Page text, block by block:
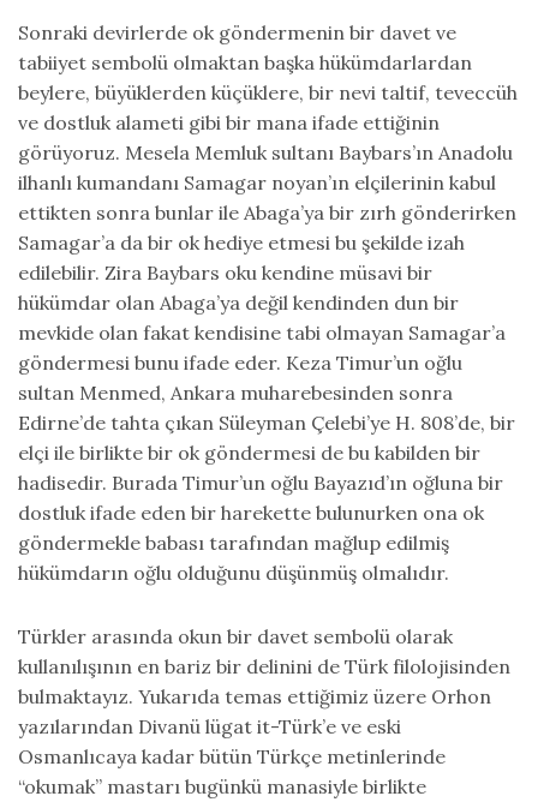
Sonraki devirlerde ok göndermenin bir davet ve
tabiiyet sembolü olmaktan başka hükümdarlardan
beylere, büyüklerden küçüklere, bir nevi taltif, teveccüh
ve dostluk alameti gibi bir mana ifade ettiğinin
görüyoruz. Mesela Memluk sultanı Baybars’ın Anadolu
ilhanlı kumandanı Samagar noyan’ın elçilerinin kabul
ettikten sonra bunlar ile Abaga’ya bir zırh gönderirken
Samagar’a da bir ok hediye etmesi bu şekilde izah
edilebilir. Zira Baybars oku kendine müsavi bir
hükümdar olan Abaga’ya değil kendinden dun bir
mevkide olan fakat kendisine tabi olmayan Samagar’a
göndermesi bunu ifade eder. Keza Timur’un oğlu
sultan Menmed, Ankara muharebesinden sonra
Edirne’de tahta çıkan Süleyman Çelebi’ye H. 808’de, bir
elçi ile birlikte bir ok göndermesi de bu kabilden bir
hadisedir. Burada Timur’un oğlu Bayazıd’ın oğluna bir
dostluk ifade eden bir harekette bulunurken ona ok
göndermekle babası tarafından mağlup edilmiş
hükümdarın oğlu olduğunu düşünmüş olmalıdır.
Türkler arasında okun bir davet sembolü olarak
kullanılışının en bariz bir delinini de Türk filolojisinden
bulmaktayız. Yukarıda temas ettiğimiz üzere Orhon
yazılarından Divanü lügat it-Türk’e ve eski
Osmanlıcaya kadar bütün Türkçe metinlerinde
“okumak” mastarı bugünkü manasiyle birlikte